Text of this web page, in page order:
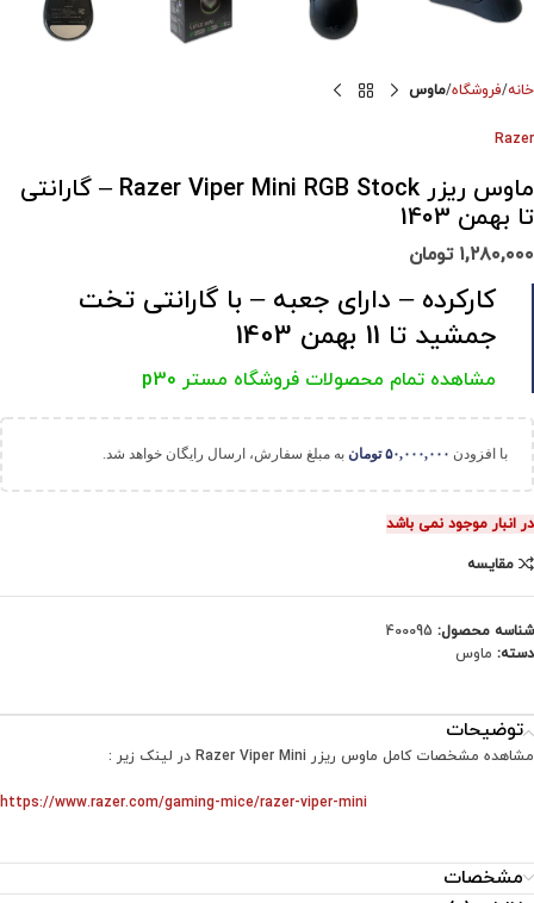
خانه فروشگاه ماوس
Razer
ماوس ریزر Razer Viper Mini RGB Stock – گارانتی
تا بهمن 1403
۱,۲۸۰,۰۰۰ تومان
کارکرده – دارای جعبه – با گارانتی تخت
جمشید تا 11 بهمن 1403
مشاهده تمام محصولات فروشگاه مستر p30
با افزودن ۵۰,۰۰۰,۰۰۰ تومان به مبلغ سفارش، ارسال رایگان خواهد شد.
در انبار موجود نمی باشد
مقایسه
شناسه محصول: 400095
دسته: ماوس
توضیحات
مشاهده مشخصات کامل ماوس ریزر Razer Viper Mini در لینک زیر :
https://www.razer.com/gaming-mice/razer-viper-mini
مشخصات